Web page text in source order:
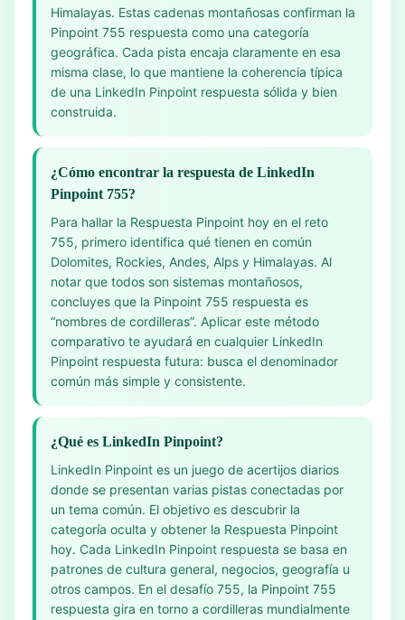
Himalayas. Estas cadenas montañosas confirman la
Pinpoint 755 respuesta como una categoría
geográfica. Cada pista encaja claramente en esa
misma clase, lo que mantiene la coherencia típica
de una LinkedIn Pinpoint respuesta sólida y bien
construida.
¿Cómo encontrar la respuesta de LinkedIn
Pinpoint 755?
Para hallar la Respuesta Pinpoint hoy en el reto
755, primero identifica qué tienen en común
Dolomites, Rockies, Andes, Alps y Himalayas. Al
notar que todos son sistemas montañosos,
concluyes que la Pinpoint 755 respuesta es
“nombres de cordilleras”. Aplicar este método
comparativo te ayudará en cualquier LinkedIn
Pinpoint respuesta futura: busca el denominador
común más simple y consistente.
¿Qué es LinkedIn Pinpoint?
LinkedIn Pinpoint es un juego de acertijos diarios
donde se presentan varias pistas conectadas por
un tema común. El objetivo es descubrir la
categoría oculta y obtener la Respuesta Pinpoint
hoy. Cada LinkedIn Pinpoint respuesta se basa en
patrones de cultura general, negocios, geografía u
otros campos. En el desafío 755, la Pinpoint 755
respuesta gira en torno a cordilleras mundialmente